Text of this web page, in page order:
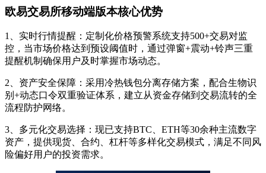
欧易交易所移动端版本核心优势
1、实时行情提醒：定制化价格预警系统支持500+交易对监
控，当市场价格达到预设阈值时，通过弹窗+震动+铃声三重
提醒机制确保用户及时掌握市场动态。
2、资产安全保障：采用冷热钱包分离存储方案，配合生物识
别+动态口令双重验证体系，建立从资金存储到交易流转的全
流程防护网络。
3、多元化交易选择：现已支持BTC、ETH等30余种主流数字
资产，提供现货、合约、杠杆等多样化交易模式，满足不同风
险偏好用户的投资需求。